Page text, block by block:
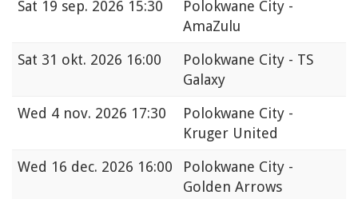
Sat 19 sep. 2026 15:30
Polokwane City -
AmaZulu
Sat 31 okt. 2026 16:00
Polokwane City - TS
Galaxy
Wed 4 nov. 2026 17:30
Polokwane City -
Kruger United
Wed 16 dec. 2026 16:00
Polokwane City -
Golden Arrows